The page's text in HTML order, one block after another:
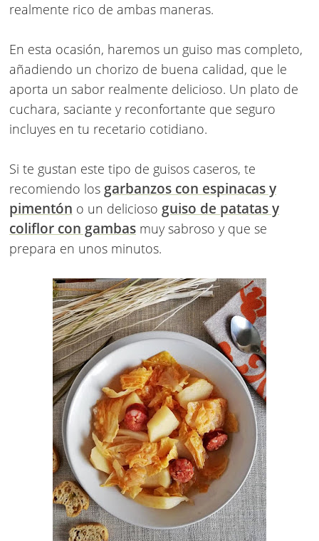
realmente rico de ambas maneras.
En esta ocasión, haremos un guiso mas completo,
añadiendo un chorizo de buena calidad, que le
aporta un sabor realmente delicioso. Un plato de
cuchara, saciante y reconfortante que seguro
incluyes en tu recetario cotidiano.
Si te gustan este tipo de guisos caseros, te
recomiendo los garbanzos con espinacas y
pimentón o un delicioso guiso de patatas y
coliflor con gambas muy sabroso y que se
prepara en unos minutos.